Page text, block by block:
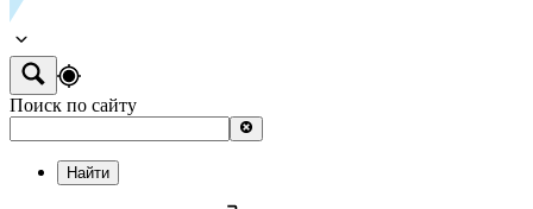
Поиск по сайту
Найти